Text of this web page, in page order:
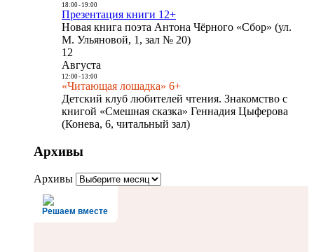
18:00- 19:00
Презентация книги 12+
Новая книга поэта Антона Чёрного «Сбор» (ул.
М. Ульяновой, 1, зал № 20)
12
Августа
12:00- 13:00
«Читающая лошадка» 6+
Детский клуб любителей чтения. Знакомство с
книгой «Смешная сказка» Геннадия Цыферова
(Конева, 6, читальный зал)
Архивы
Архивы
Решаем вместе